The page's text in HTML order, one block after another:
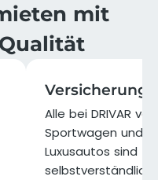
mit
Versicherung
Alle bei DRIVAR
Sportwagen und
Luxusautos sind
selbstverständlich